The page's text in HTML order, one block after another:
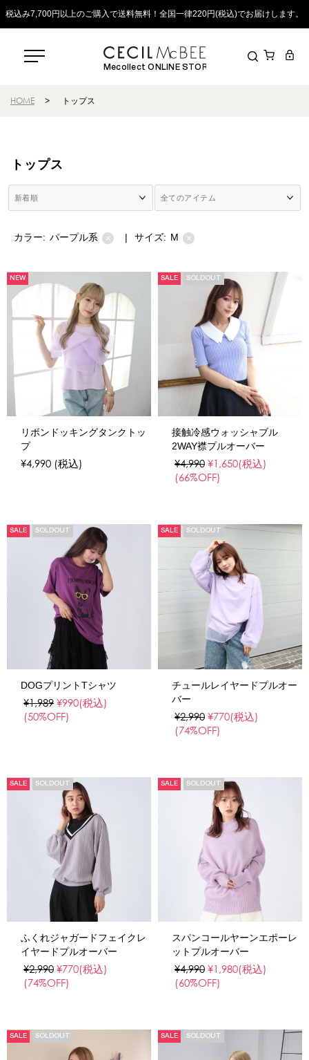
税込み7,700円以上のご購入で送料無料！全国一律220円(税込)でお届けします。
Mecollect ONLINE STORE
HOME > トップス
トップス
カラー: パープル系 × | サイズ: M ×
NEW
リボンドッキングタンクトッ
プ
¥4,990 (税込)
SALE SOLDOUT
接触冷感ウォッシャブル
2WAY襟プルオーバー
¥4,990 ¥1,650(税込)
(66%OFF)
SALE SOLDOUT
DOGプリントTシャツ
¥1,989 ¥990(税込)
(50%OFF)
SALE SOLDOUT
チュールレイヤードプルオー
バー
¥2,990 ¥770(税込)
(74%OFF)
SALE SOLDOUT
ふくれジャガードフェイクレ
イヤードプルオーバー
¥2,990 ¥770(税込)
(74%OFF)
SALE SOLDOUT
スパンコールヤーンエポーレ
ットプルオーバー
¥4,990 ¥1,980(税込)
(60%OFF)
SALE SOLDOUT SALE SOLDOUT